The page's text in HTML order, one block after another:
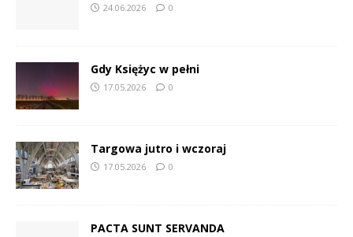
24.06.2026 0
Gdy Księżyc w pełni
17.05.2026 0
Targowa jutro i wczoraj
17.05.2026 0
PACTA SUNT SERVANDA